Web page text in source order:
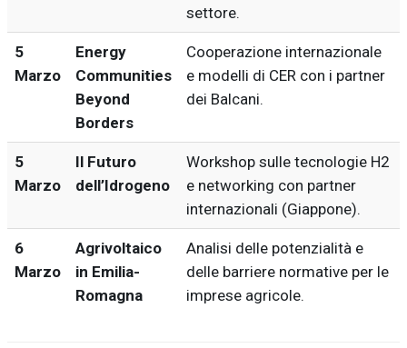
settore.
5
Marzo
Energy
Communities
Beyond
Borders
Cooperazione internazionale
e modelli di CER con i partner
dei Balcani.
5
Marzo
Il Futuro
dell’Idrogeno
Workshop sulle tecnologie H2
e networking con partner
internazionali (Giappone).
6
Marzo
Agrivoltaico
in Emilia-
Romagna
Analisi delle potenzialità e
delle barriere normative per le
imprese agricole.